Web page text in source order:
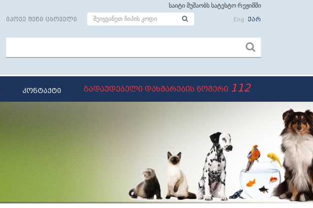
საიტი მუშაობს სატესტო რეჟიმში
იპოვე შენი ცხოველი Eng ქარ
კონტაქტი გადაუდებელი დახმარების ნომერი 112